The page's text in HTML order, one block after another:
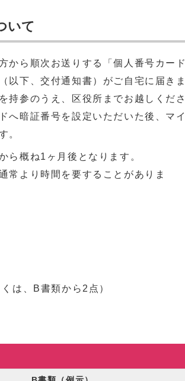
いて
から順次お送りする「個人番号カード
以下、交付通知書）がご自宅に届きま
持参のうえ、区役所までお越しくださ
へ暗証番号を設定いただいた後、マイ
。
ら概ね1ヶ月後となります。
常より時間を要することがありま
は、B書類から2点）